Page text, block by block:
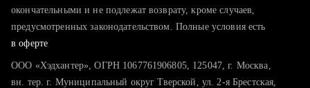
окончательными и не подлежат возврату, кроме случаев,
предусмотренных законодательством. Полные условия есть
в оферте
ООО «Хэдхантер», ОГРН 1067761906805, 125047, г. Москва,
вн. тер. г. Муниципальный округ Тверской, ул. 2-я Брестская,